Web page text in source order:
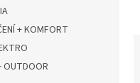
+ KOMFORT
OUTDOOR